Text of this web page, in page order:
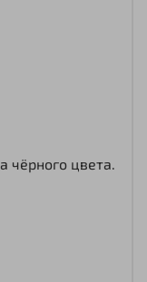
чёрного цвета.